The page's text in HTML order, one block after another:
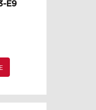
E9